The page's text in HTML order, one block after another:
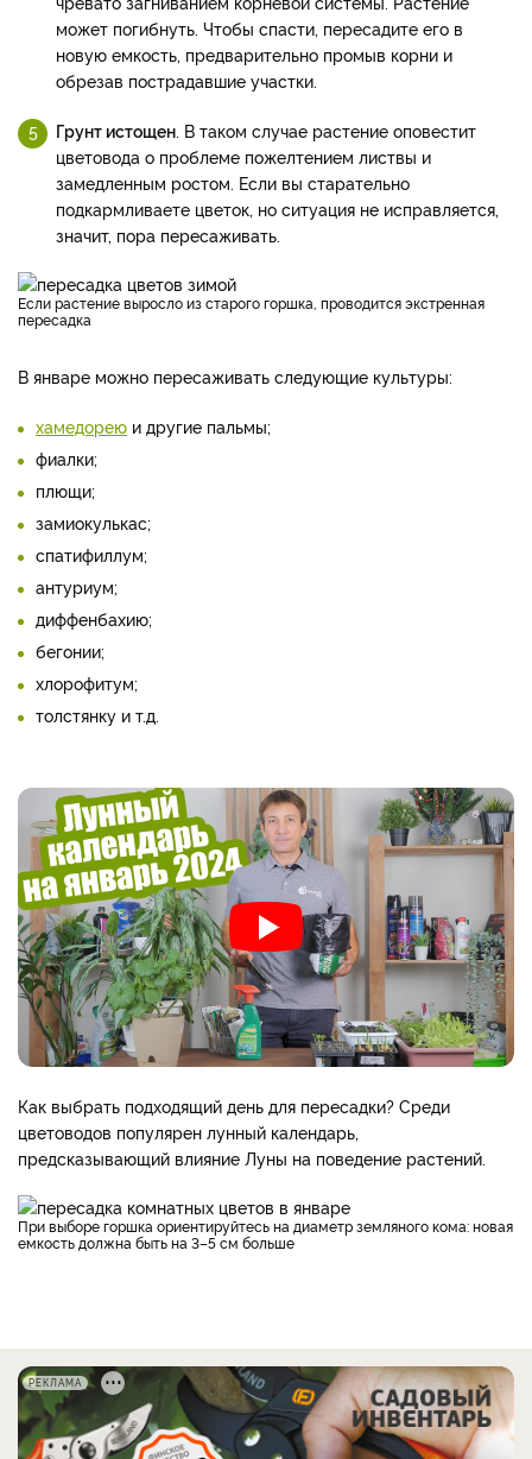
может погибнуть. Чтобы спасти, пересадите его в
новую емкость, предварительно промыв корни и
обрезав пострадавшие участки.
Грунт истощен . В таком случае растение оповестит
цветовода о проблеме пожелтением листвы и
замедленным ростом. Если вы старательно
подкармливаете цветок, но ситуация не исправляется,
значит, пора пересаживать.
Если растение выросло из старого горшка, проводится экстренная
пересадка
В январе можно пересаживать следующие культуры:
хамедорею и другие пальмы;
фиалки;
плющи;
замиокулькас;
спатифиллум;
антуриум;
диффенбахию;
бегонии;
хлорофитум;
толстянку и т.д.
Как выбрать подходящий день для пересадки? Среди
цветоводов популярен лунный календарь,
предсказывающий влияние Луны на поведение растений.
При выборе горшка ориентируйтесь на диаметр земляного кома: новая
емкость должна быть на 3–5 см больше
РЕКЛАМА